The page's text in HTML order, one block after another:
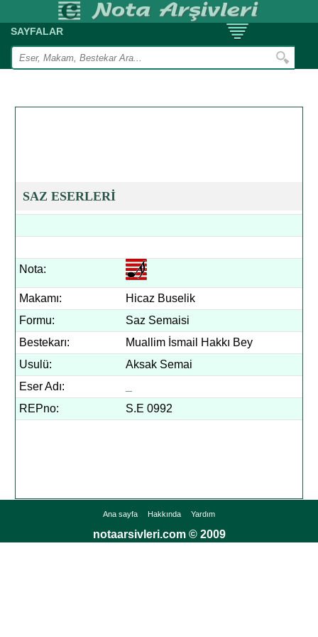
SAYFALAR
SAZ ESERLERİ
Nota:
Makamı:
Hicaz Buselik
Formu:
Saz Semaisi
Bestekarı:
Muallim İsmail Hakkı Bey
Usulü:
Aksak Semai
Eser Adı:
REPno:
S.E 0992
Ana sayfa Hakkında Yardım
notaarsivleri.com © 2009